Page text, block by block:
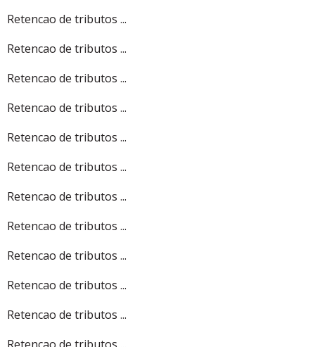
Retencao de tributos ...
Retencao de tributos ...
Retencao de tributos ...
Retencao de tributos ...
Retencao de tributos ...
Retencao de tributos ...
Retencao de tributos ...
Retencao de tributos ...
Retencao de tributos ...
Retencao de tributos ...
Retencao de tributos ...